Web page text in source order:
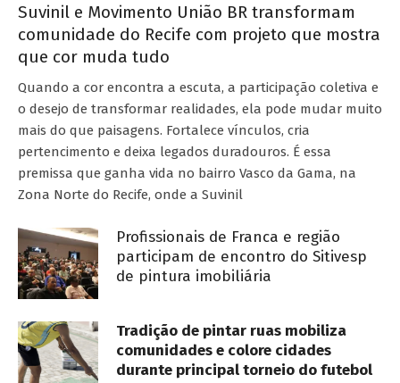
Suvinil e Movimento União BR transformam
comunidade do Recife com projeto que mostra
que cor muda tudo
Quando a cor encontra a escuta, a participação coletiva e
o desejo de transformar realidades, ela pode mudar muito
mais do que paisagens. Fortalece vínculos, cria
pertencimento e deixa legados duradouros. É essa
premissa que ganha vida no bairro Vasco da Gama, na
Zona Norte do Recife, onde a Suvinil
Profissionais de Franca e região
participam de encontro do Sitivesp
de pintura imobiliária
Tradição de pintar ruas mobiliza
comunidades e colore cidades
durante principal torneio do futebol